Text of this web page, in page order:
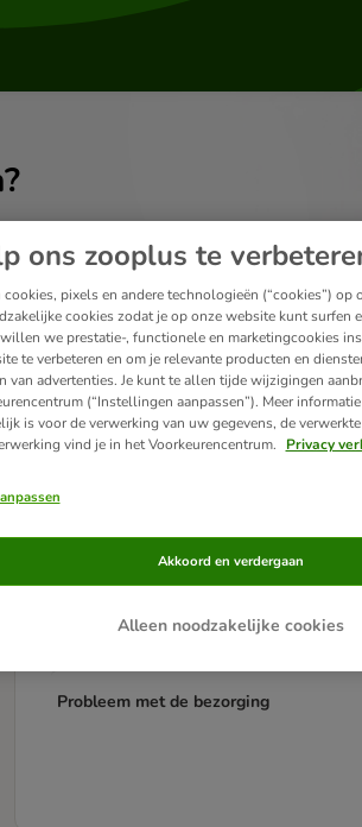
Informatie over de bezorging
Pakket volgen
Probleem met de bezorging
ons zooplus te
pixels en andere technologieën (“cookies”) op
cookies zodat je op onze website kunt surfen
we prestatie-, functionele en marketingcookies
te verbeteren en om je relevante producten en
van advertenties. Je kunt te allen tijde wijzigingen
(“Instellingen aanpassen”). Meer
is voor de verwerking van uw gegevens, de
vind je in het Voorkeurencentrum.
Privacy
Alleen noodzakelijke cookies
Akkoord en verdergaan